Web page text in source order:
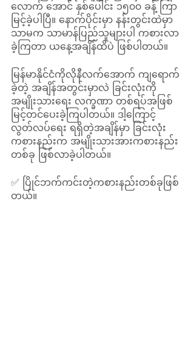
လောက် အောင် နှစ်ပေါင်း ၁၅၀၀ ခန့် ကြာ
မြင့်ခဲ့ပါပြီ။ နောက်ပိုင်းမှာ နန်းတွင်းထဲမှာ
သာမက သာမာန်ပြည်သူများပါ ကစားလာ
ခဲ့ကြတာ ယနေ့အချိန်ထိပဲ ဖြစ်ပါတယ်။
မြန်မာနိုင်ငံကိုလိုနီလက်အောက် ကျရောက်
ခဲ့တဲ့ အချိန်အတွင်းမှာလဲ ခြင်းလုံးကို
အမျိုးသားရေး လက္ခဏာ တစ်ရပ်အဖြစ်
မြင့်တင်ပေးခဲ့ကြပါတယ်။ ဒါ့ကြောင့်
လွတ်လပ်ရေး ရရှိတဲ့အချိန်မှာ ခြင်းလုံး
ကစားနည်းက အမျိုးသားအားကစားနည်း
တစ်ခု ဖြစ်လာခဲ့ပါတယ်။
✅ ပြိုင်ဘက်ကင်းတဲ့ကစားနည်းတစ်ခုဖြစ်
တယ်။